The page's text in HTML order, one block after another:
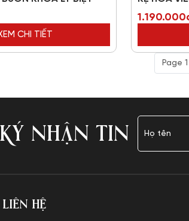
CHI TIẾT
Page
NHẬN TIN
hệ